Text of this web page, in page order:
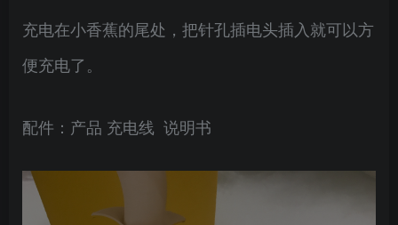
充电在小香蕉的尾处，把针孔插电头插入就可以方
便充电了。
配件：产品 充电线 说明书